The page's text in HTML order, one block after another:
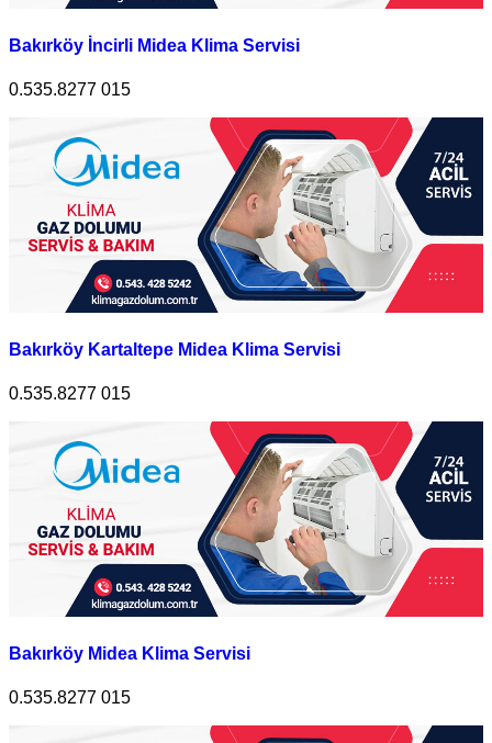
Bakırköy İncirli Midea Klima Servisi
0.535.8277 015
Bakırköy Kartaltepe Midea Klima Servisi
0.535.8277 015
Bakırköy Midea Klima Servisi
0.535.8277 015